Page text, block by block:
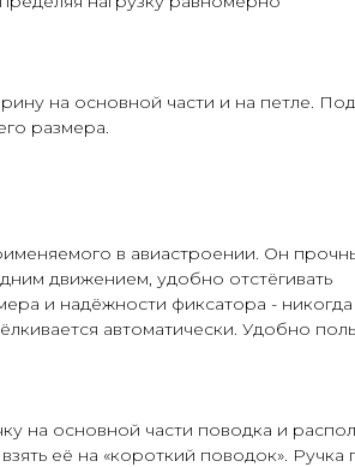
на основной части и на петле.
размера.
в авиастроении. Он
движением, удобно отстёгивать
и надёжности фиксатора - никогда
автоматически. Удобно
на основной части поводка и
её на «короткий поводок». Ручка